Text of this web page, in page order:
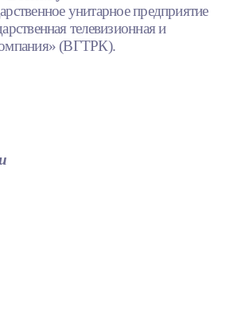
унитарное предприятие
телевизионная и
(ВГТРК).